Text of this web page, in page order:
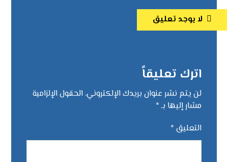
لا يوجد تعليق
اترك تعليقاً
لن يتم نشر عنوان بريدك الإلكتروني. الحقول الإلزامية
مشار إليها بـ*
التعليق *